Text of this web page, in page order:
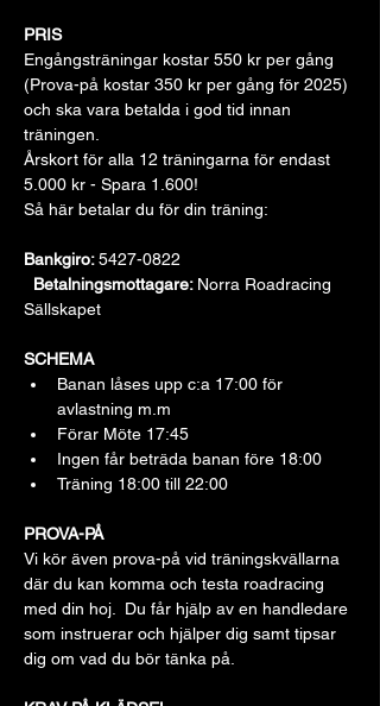
PRIS
Engångsträningar kostar 550 kr per gång
(Prova-på kostar 350 kr per gång för 2025)
och ska vara betalda i god tid innan
träningen.
Årskort för alla 12 träningarna för endast
5.000 kr - Spara 1.600!
Så här betalar du för din träning:
Bankgiro: 5427-0822
Betalningsmottagare: Norra Roadracing
Sällskapet
SCHEMA
Banan låses upp c:a 17:00 för
avlastning m.m
Förar Möte 17:45
Ingen får beträda banan före 18:00
Träning 18:00 till 22:00
PROVA-PÅ
Vi kör även prova-på vid träningskvällarna
där du kan komma och testa roadracing
med din hoj.  Du får hjälp av en handledare
som instruerar och hjälper dig samt tipsar
dig om vad du bör tänka på.